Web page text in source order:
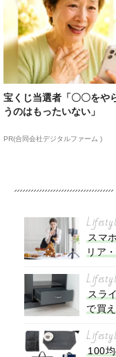
宝くじ当選者「〇〇をや
うのはもったいない」
PR(合同会社デジタルファーム )
スマ
リア
スラ
で買
100